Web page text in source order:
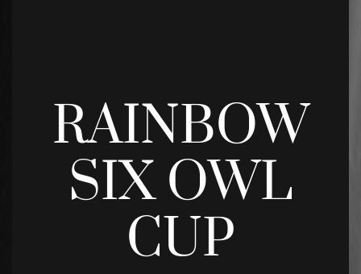
RAINBOW
SIX OWL
CUP